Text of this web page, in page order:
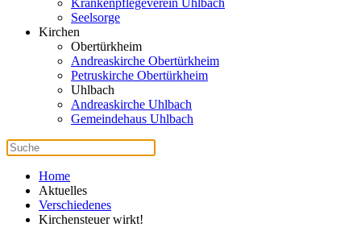
Krankenpflegeverein Uhlbach
Seelsorge
Kirchen
Obertürkheim
Andreaskirche Obertürkheim
Petruskirche Obertürkheim
Uhlbach
Andreaskirche Uhlbach
Gemeindehaus Uhlbach
Home
Aktuelles
Verschiedenes
Kirchensteuer wirkt!